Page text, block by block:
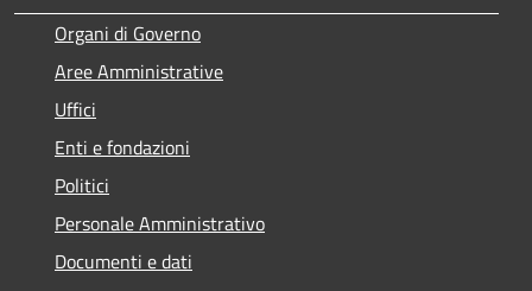
Organi di Governo
Aree Amministrative
Uffici
Enti e fondazioni
Politici
Personale Amministrativo
Documenti e dati